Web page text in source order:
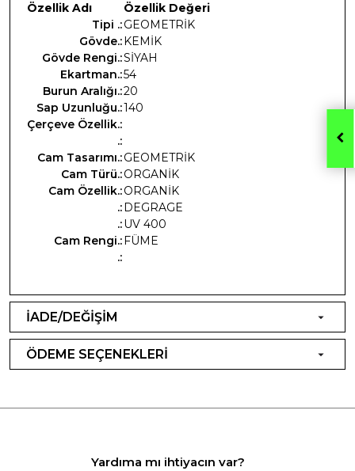
Özellik Adı
Özellik Değeri
Tipi .:GEOMETRİK
Gövde.:KEMİK
Gövde Rengi.:SİYAH
Ekartman.:54
Burun Aralığı.:20
Sap Uzunluğu.:140
Çerçeve Özellik.:
.:
Cam Tasarımı.:GEOMETRİK
Cam Türü.:ORGANİK
Cam Özellik.:ORGANİK
.:DEGRAGE
.:UV 400
Cam Rengi.:FÜME
.:
İADE/DEĞİŞİM
ÖDEME SEÇENEKLERİ
Yardıma mı ihtiyacın var?